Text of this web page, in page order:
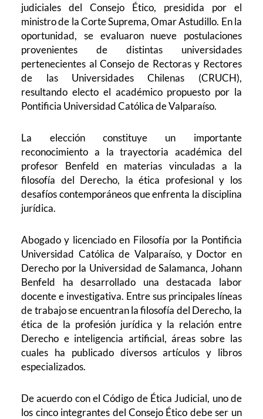
judiciales del Consejo Ético, presidida por el
ministro de la Corte Suprema, Omar Astudillo. En la
oportunidad, se evaluaron nueve postulaciones
provenientes de distintas universidades
pertenecientes al Consejo de Rectoras y Rectores
de las Universidades Chilenas (CRUCH),
resultando electo el académico propuesto por la
Pontificia Universidad Católica de Valparaíso.
La elección constituye un importante
reconocimiento a la trayectoria académica del
profesor Benfeld en materias vinculadas a la
filosofía del Derecho, la ética profesional y los
desafíos contemporáneos que enfrenta la disciplina
jurídica.
Abogado y licenciado en Filosofía por la Pontificia
Universidad Católica de Valparaíso, y Doctor en
Derecho por la Universidad de Salamanca, Johann
Benfeld ha desarrollado una destacada labor
docente e investigativa. Entre sus principales líneas
de trabajo se encuentran la filosofía del Derecho, la
ética de la profesión jurídica y la relación entre
Derecho e inteligencia artificial, áreas sobre las
cuales ha publicado diversos artículos y libros
especializados.
De acuerdo con el Código de Ética Judicial, uno de
los cinco integrantes del Consejo Ético debe ser un